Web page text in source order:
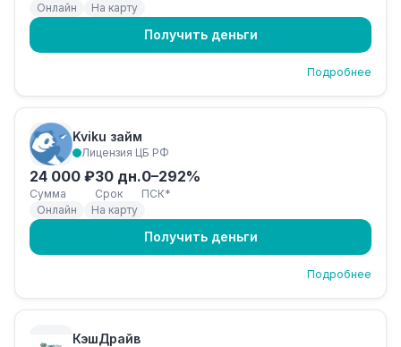
Онлайн
На карту
Получить деньги
Подробнее
Kviku займ
Лицензия ЦБ РФ
24 000 ₽
Сумма
30 дн.
Срок
0–292%
ПСК*
Онлайн
На карту
Получить деньги
Подробнее
КэшДрайв